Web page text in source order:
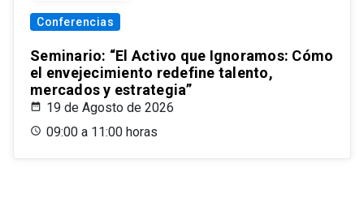
Conferencias
Seminario: “El Activo que Ignoramos: Cómo
el envejecimiento redefine talento,
mercados y estrategia”
19 de Agosto de 2026
09:00 a 11:00 horas